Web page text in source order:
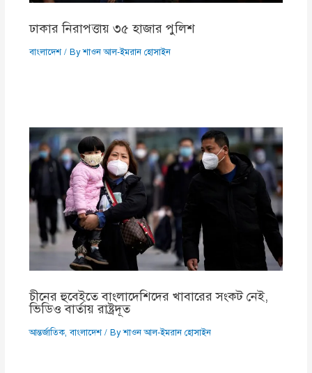
ঢাকার নিরাপত্তায় ৩৫ হাজার পুলিশ
বাংলাদেশ/ Byশাওন আল-ইমরান হোসাইন
চীনের হুবেইতে বাংলাদেশিদের খাবারের সংকট নেই,
ভিডিও বার্তায় রাষ্ট্রদূত
আন্তর্জাতিক,বাংলাদেশ/ Byশাওন আল-ইমরান হোসাইন